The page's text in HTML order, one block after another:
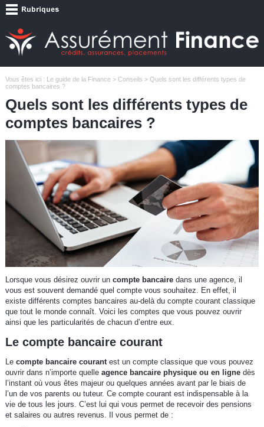
Vous êtes ici : Le guide de la Finance> Conseils > Quels sont les différents types de
comptes bancaires ?
Quels sont les différents types de
comptes bancaires ?
Lorsque vous désirez ouvrir un compte bancairedans une agence, il
vous est souvent demandé quel compte vous souhaitez. En effet, il
existe différents comptes bancaires au-delà du compte courant classique
que tout le monde connaît. Voici les comptes que vous pouvez ouvrir
ainsi que les particularités de chacun d’entre eux.
Le compte bancaire courant
Le compte bancaire courantest un compte classique que vous pouvez
ouvrir dans n’importe quelle agence bancaire physique ou en lignedès
l’instant où vous êtes majeur ou quelques années avant par le biais de
l’un de vos parents ou tuteur. Ce compte courant est indispensable à la
vie de tous les jours. C’est lui qui vous permet de recevoir des pensions
et salaires ou autres revenus. Il vous permet de :